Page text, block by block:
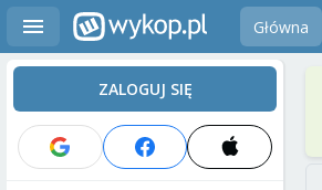
Główna
ZALOGUJ SIĘ